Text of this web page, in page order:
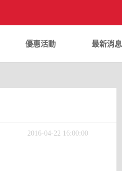
優惠活動 最新消息
2016-04-22 16:00:00